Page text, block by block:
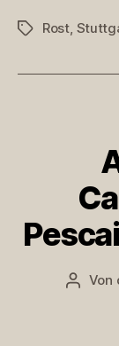
Schlagwörter
Rost
Von